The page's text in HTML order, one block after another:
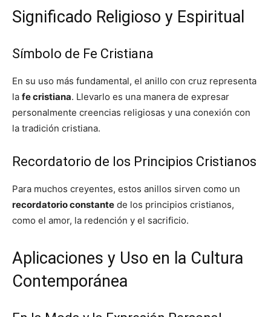
Significado Religioso y Espiritual
Símbolo de Fe Cristiana
En su uso más fundamental, el anillo con cruz representa
la fe cristiana. Llevarlo es una manera de expresar
personalmente creencias religiosas y una conexión con
la tradición cristiana.
Recordatorio de los Principios Cristianos
Para muchos creyentes, estos anillos sirven como un
recordatorio constante de los principios cristianos,
como el amor, la redención y el sacrificio.
Aplicaciones y Uso en la Cultura
Contemporánea